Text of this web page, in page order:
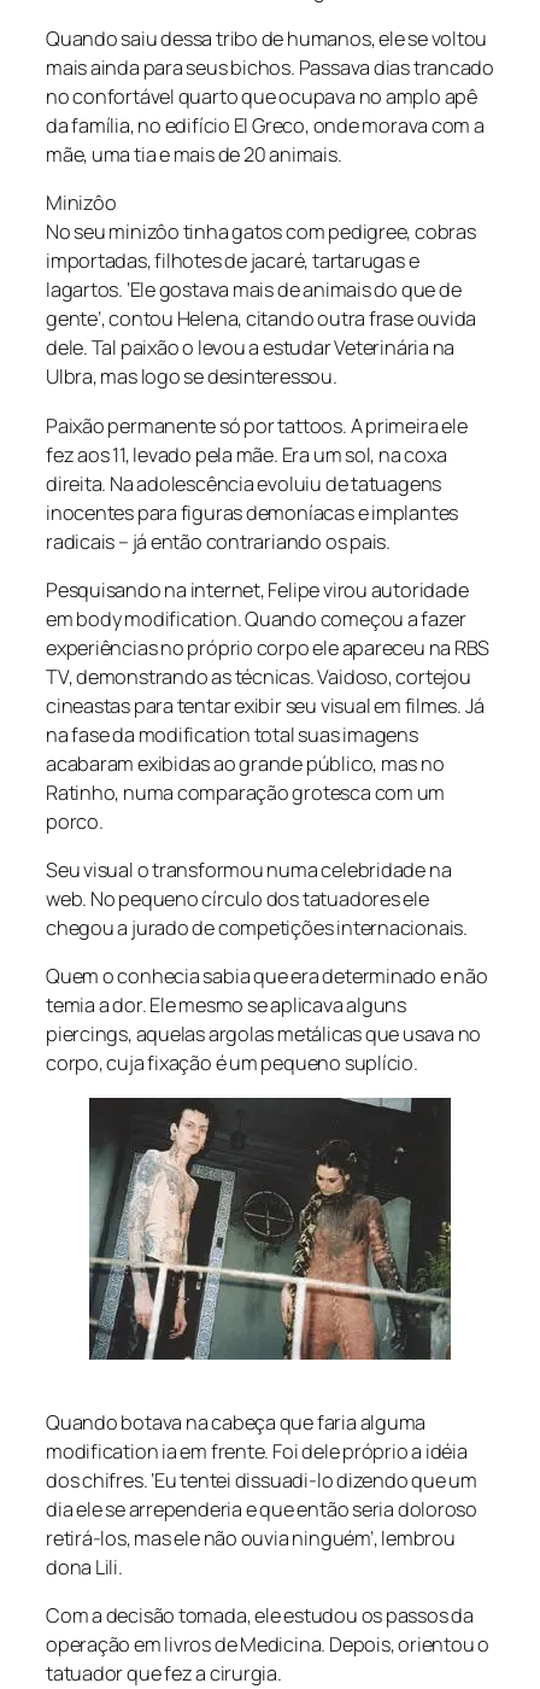
Quando saiu dessa tribo de humanos, ele se voltou
mais ainda para seus bichos. Passava dias trancado
no confortável quarto que ocupava no amplo apê
da família, no edifício El Greco, onde morava com a
mãe, uma tia e mais de 20 animais.
Minizôo
No seu minizôo tinha gatos com pedigree, cobras
importadas, filhotes de jacaré, tartarugas e
lagartos. ‘Ele gostava mais de animais do que de
gente’, contou Helena, citando outra frase ouvida
dele. Tal paixão o levou a estudar Veterinária na
Ulbra, mas logo se desinteressou.
Paixão permanente só por tattoos. A primeira ele
fez aos 11, levado pela mãe. Era um sol, na coxa
direita. Na adolescência evoluiu de tatuagens
inocentes para figuras demoníacas e implantes
radicais – já então contrariando os pais.
Pesquisando na internet, Felipe virou autoridade
em body modification. Quando começou a fazer
experiências no próprio corpo ele apareceu na RBS
TV, demonstrando as técnicas. Vaidoso, cortejou
cineastas para tentar exibir seu visual em filmes. Já
na fase da modification total suas imagens
acabaram exibidas ao grande público, mas no
Ratinho, numa comparação grotesca com um
porco.
Seu visual o transformou numa celebridade na
web. No pequeno círculo dos tatuadores ele
chegou a jurado de competições internacionais.
Quem o conhecia sabia que era determinado e não
temia a dor. Ele mesmo se aplicava alguns
piercings, aquelas argolas metálicas que usava no
corpo, cuja fixação é um pequeno suplício.
Quando botava na cabeça que faria alguma
modification ia em frente. Foi dele próprio a idéia
dos chifres. ‘Eu tentei dissuadi-lo dizendo que um
dia ele se arrependeria e que então seria doloroso
retirá-los, mas ele não ouvia ninguém’, lembrou
dona Lili.
Com a decisão tomada, ele estudou os passos da
operação em livros de Medicina. Depois, orientou o
tatuador que fez a cirurgia.